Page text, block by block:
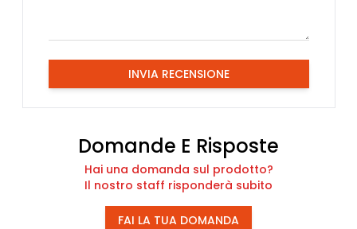
INVIA RECENSIONE
Domande E Risposte
Hai una domanda sul prodotto?
Il nostro staff risponderà subito
FAI LA TUA DOMANDA